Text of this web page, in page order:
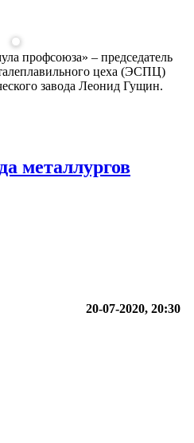
профсоюза» – председатель
цеха (ЭСПЦ)
завода Леонид Гущин.
металлургов
20-07-2020, 20:30